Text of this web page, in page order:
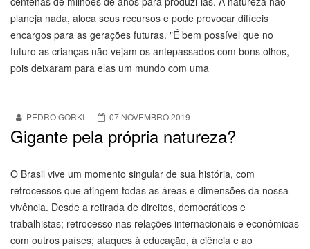
planeja nada, aloca seus recursos e pode provocar difíceis
encargos para as gerações futuras. "É bem possível que no
futuro as crianças não vejam os antepassados com bons olhos,
pois deixaram para elas um mundo com uma
PEDRO GORKI 07 NOVEMBRO 2019
Gigante pela própria natureza?
O Brasil vive um momento singular de sua história, com
retrocessos que atingem todas as áreas e dimensões da nossa
vivência. Desde a retirada de direitos, democráticos e
trabalhistas; retrocesso nas relações internacionais e econômicas
com outros países; ataques à educação, à ciência e ao